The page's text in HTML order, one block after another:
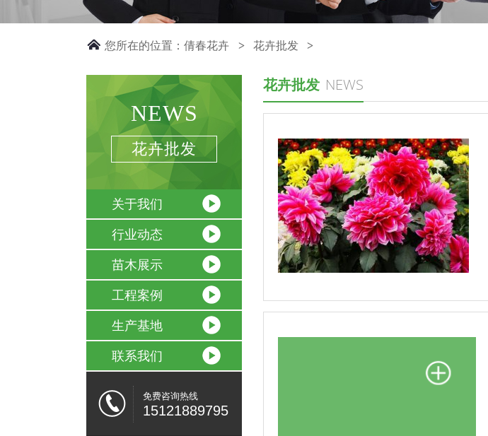
您所在的位置： 倩春花卉 > 花卉批发 >
NEWS
花卉批发
关于我们
行业动态
苗木展示
工程案例
生产基地
联系我们
免费咨询热线
15121889795
花卉批发 NEWS